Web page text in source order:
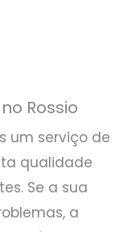
Rossio
um serviço de
qualidade
Se a sua
a